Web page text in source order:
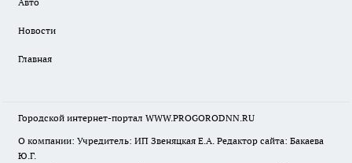
Новости
Главная
Городской интернет-портал WWW.PROGORODNN.RU
О компании: Учредитель: ИП Звеняцкая Е.А. Редактор сайта: Бакаева
Ю.Г.